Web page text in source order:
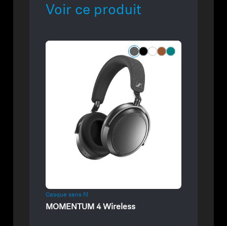
Voir ce produit
Casque sans fil
MOMENTUM 4 Wireless